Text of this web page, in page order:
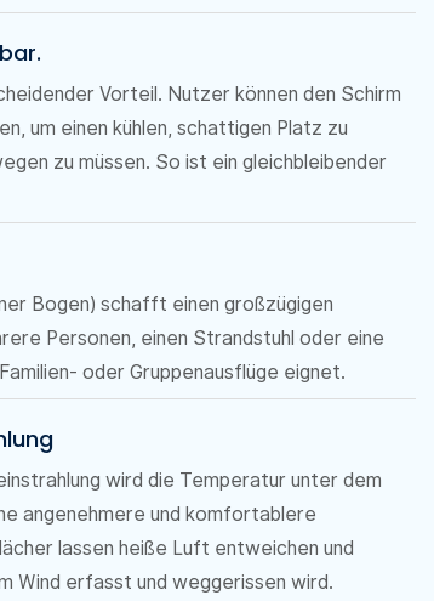
Vorteil. Nutzer können den Schirm
um einen kühlen, schattigen Platz zu
zu müssen. So ist ein gleichbleibender
Bogen) schafft einen großzügigen
Personen, einen Strandstuhl oder eine
oder Gruppenausflüge eignet.
wird die Temperatur unter dem
angenehmere und komfortablere
lassen heiße Luft entweichen und
Wind erfasst und weggerissen wird.